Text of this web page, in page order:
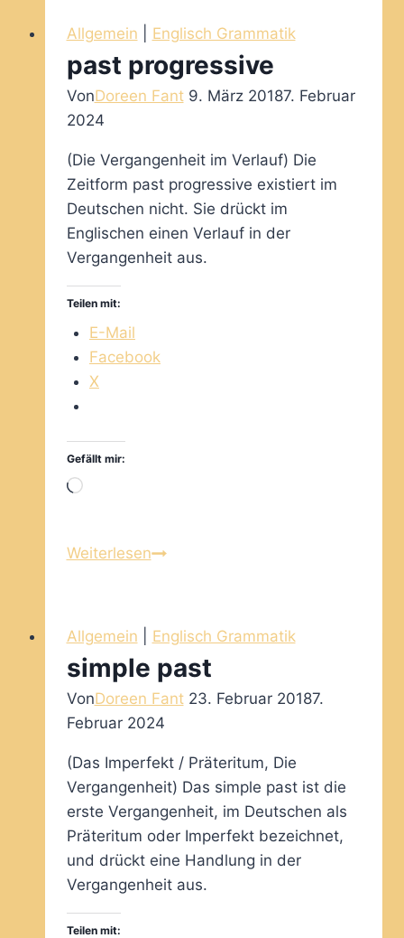
Signalwörter
Allgemein Englisch Grammatik
past progressive
VonDoreen Fant 9. März 20187. Februar
2024
(Die Vergangenheit im Verlauf) Die
Zeitform past progressive existiert im
Deutschen nicht. Sie drückt im
Englischen einen Verlauf in der
Vergangenheit aus.
Teilen mit:
E-Mail
Facebook
X
Gefällt mir:
Wird
Weiterlesenpast
Allgemein Englisch Grammatik
simple past
VonDoreen Fant 23. Februar 20187.
Februar 2024
(Das Imperfekt / Präteritum, Die
Vergangenheit) Das simple past ist die
erste Vergangenheit, im Deutschen als
Präteritum oder Imperfekt bezeichnet,
und drückt eine Handlung in der
Vergangenheit aus.
Teilen mit: